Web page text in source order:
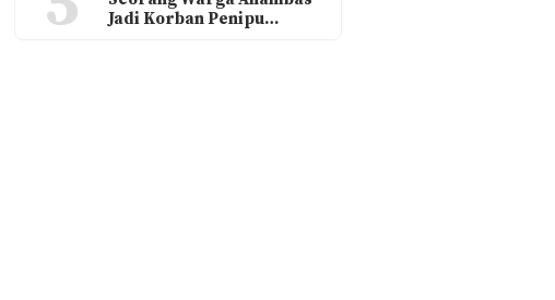
Jadi Korban Penipu…